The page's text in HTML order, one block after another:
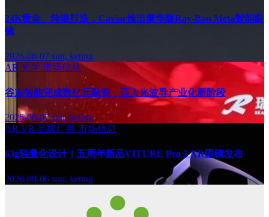
24K黄金、纯银打造，Caviar推出奢华版Ray-Ban Meta智能眼
镜
2026-08-07 sun, keting
AR 光学 市场信息
谷东智能完成数亿元融资，迈入光波导产业化新阶段
2026-08-07sun, keting
AR VR 品牌厂商 市场信息
63g轻量化设计！五周年新品VITURE Pro 2 XR眼镜发布
2026-08-06 sun, keting